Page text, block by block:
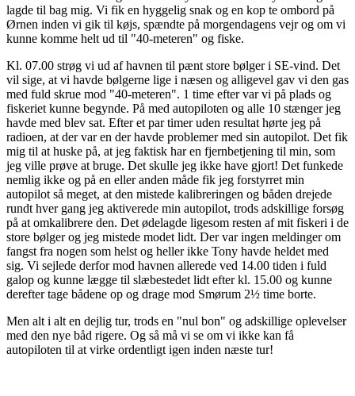
lagde til bag mig. Vi fik en hyggelig snak og en kop te ombord på
Ørnen inden vi gik til køjs, spændte på morgendagens vejr og om vi
kunne komme helt ud til "40-meteren" og fiske.
Kl. 07.00 strøg vi ud af havnen til pænt store bølger i SE-vind. Det
vil sige, at vi havde bølgerne lige i næsen og alligevel gav vi den gas
med fuld skrue mod "40-meteren". 1 time efter var vi på plads og
fiskeriet kunne begynde. På med autopiloten og alle 10 stænger jeg
havde med blev sat. Efter et par timer uden resultat hørte jeg på
radioen, at der var en der havde problemer med sin autopilot. Det fik
mig til at huske på, at jeg faktisk har en fjernbetjening til min, som
jeg ville prøve at bruge. Det skulle jeg ikke have gjort! Det funkede
nemlig ikke og på en eller anden måde fik jeg forstyrret min
autopilot så meget, at den mistede kalibreringen og båden drejede
rundt hver gang jeg aktiverede min autopilot, trods adskillige forsøg
på at omkalibrere den. Det ødelagde ligesom resten af mit fiskeri i de
store bølger og jeg mistede modet lidt. Der var ingen meldinger om
fangst fra nogen som helst og heller ikke Tony havde heldet med
sig. Vi sejlede derfor mod havnen allerede ved 14.00 tiden i fuld
galop og kunne lægge til slæbestedet lidt efter kl. 15.00 og kunne
derefter tage bådene op og drage mod Smørum 2½ time borte.
Men alt i alt en dejlig tur, trods en "nul bon" og adskillige oplevelser
med den nye båd rigere. Og så må vi se om vi ikke kan få
autopiloten til at virke ordentligt igen inden næste tur!